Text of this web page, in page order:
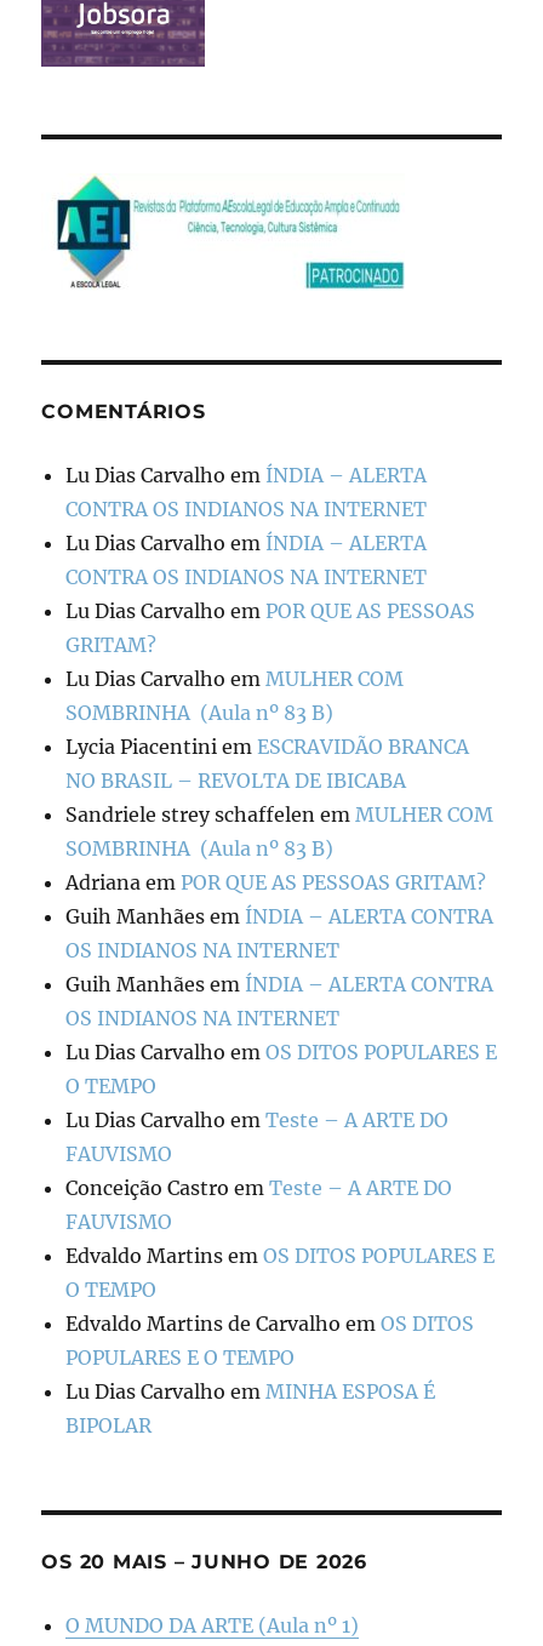
COMENTÁRIOS
Lu Dias Carvalho em ÍNDIA – ALERTA
CONTRA OS INDIANOS NA INTERNET
Lu Dias Carvalho em ÍNDIA – ALERTA
CONTRA OS INDIANOS NA INTERNET
Lu Dias Carvalho em POR QUE AS PESSOAS
GRITAM?
Lu Dias Carvalho em MULHER COM
SOMBRINHA (Aula nº 83 B)
Lycia Piacentini emESCRAVIDÃO BRANCA
NO BRASIL – REVOLTA DE IBICABA
Sandriele strey schaffelen em MULHER COM
SOMBRINHA (Aula nº 83 B)
Adriana em POR QUE AS PESSOAS GRITAM?
Guih Manhães em ÍNDIA – ALERTA CONTRA
OS INDIANOS NA INTERNET
Guih Manhães em ÍNDIA – ALERTA CONTRA
OS INDIANOS NA INTERNET
Lu Dias Carvalho emOS DITOS POPULARES E
O TEMPO
Lu Dias Carvalho emTeste – A ARTE DO
FAUVISMO
Conceição Castro emTeste – A ARTE DO
FAUVISMO
Edvaldo Martins emOS DITOS POPULARES E
O TEMPO
Edvaldo Martins de Carvalho emOS DITOS
POPULARES E O TEMPO
Lu Dias Carvalho em MINHA ESPOSA É
BIPOLAR
OS 20 MAIS – JUNHO DE 2026
O MUNDO DA ARTE (Aula nº 1)